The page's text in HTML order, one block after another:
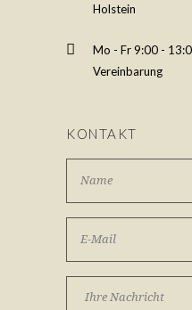
Holstein
Mo - Fr 9:00 -
Vereinbarung
KONTAKT